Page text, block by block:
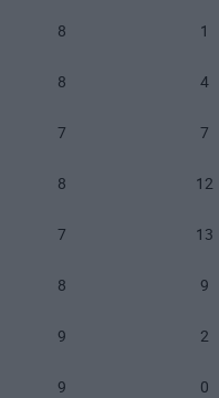
8 1
8 4
7 7
8 12
7 13
8 9
9 2
9 0